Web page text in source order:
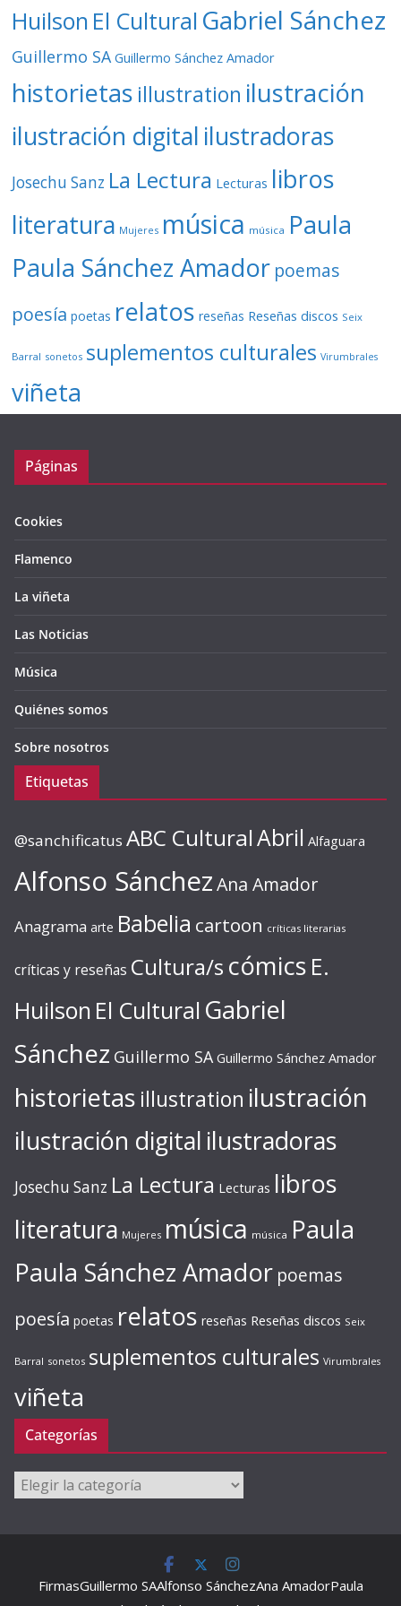
Huilson El Cultural Gabriel Sánchez
Guillermo SA Guillermo Sánchez Amador
historietas illustration ilustración
ilustración digital ilustradoras
Josechu Sanz La Lectura Lecturas libros
literatura Mujeres música música Paula
Paula Sánchez Amador poemas
poesía poetas relatos reseñas Reseñas discos Seix
Barral sonetos suplementos culturales Virumbrales
viñeta
Páginas
Cookies
Flamenco
La viñeta
Las Noticias
Música
Quiénes somos
Sobre nosotros
Etiquetas
@sanchificatus ABC CulturalAbril Alfaguara
Alfonso SánchezAna Amador
Anagrama arte Babelia cartoon críticas literarias
críticas y reseñas Cultura/s cómics E.
Huilson El Cultural Gabriel
Sánchez Guillermo SA Guillermo Sánchez Amador
historietas illustration ilustración
ilustración digital ilustradoras
Josechu Sanz La Lectura Lecturas libros
literatura Mujeres música música Paula
Paula Sánchez Amador poemas
poesía poetas relatos reseñas Reseñas discos Seix
Barral sonetos suplementos culturales Virumbrales
viñeta
Categorías
Categorías
FirmasGuillermo SAAlfonso SánchezAna AmadorPaula